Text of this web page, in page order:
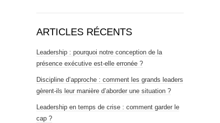
ARTICLES RÉCENTS
Leadership : pourquoi notre conception de la
présence exécutive est-elle erronée ?
Discipline d’approche : comment les grands leaders
gèrent-ils leur manière d’aborder une situation ?
Leadership en temps de crise : comment garder le
cap ?